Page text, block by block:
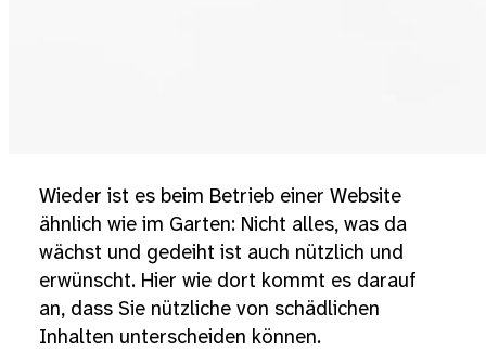
Wieder ist es beim Betrieb einer Website
ähnlich wie im Garten: Nicht alles, was da
wächst und gedeiht ist auch nützlich und
erwünscht. Hier wie dort kommt es darauf
an, dass Sie nützliche von schädlichen
Inhalten unterscheiden können.